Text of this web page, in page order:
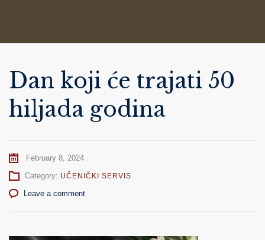
Dan koji će trajati 50
hiljada godina
February 8, 2024
Category: UČENIČKI SERVIS
Leave a comment